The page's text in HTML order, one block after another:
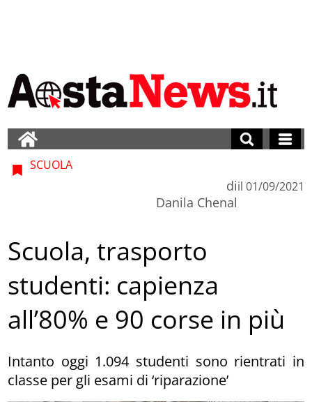
SCUOLA
di
Danila Chenal
il 01/09/2021
Scuola, trasporto
studenti: capienza
all’80% e 90 corse in più
Intanto oggi 1.094 studenti sono rientrati in
classe per gli esami di ‘riparazione’